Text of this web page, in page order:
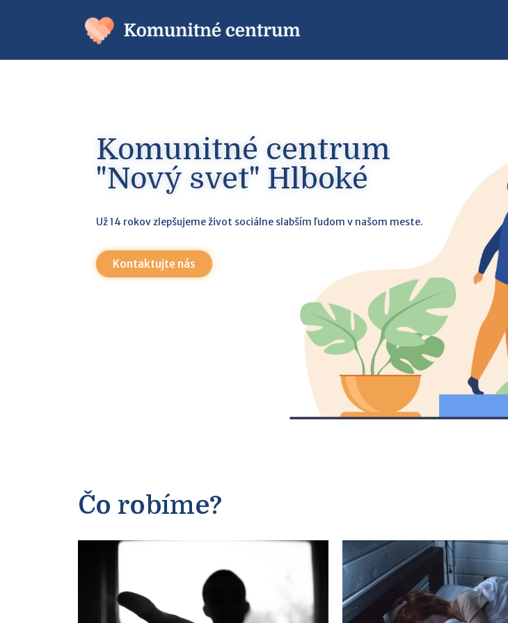
Komunitné centrum
"Nový svet" Hlboké
Už 14 rokov zlepšujeme život sociálne slabším ľudom v našom meste.
Kontaktujte nás
Čo robíme?
Dozvedieť sa viac Dozvedieť sa viac